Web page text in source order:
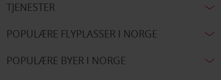
TJENESTER
POPULÆRE FLYPLASSER I NORGE
POPULÆRE BYER I NORGE